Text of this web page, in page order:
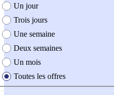
création de l'offre
Un jour
Trois jours
Une semaine
Deux semaines
Un mois
Toutes les offres